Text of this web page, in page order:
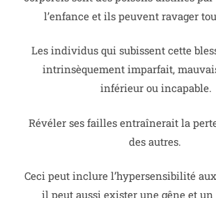
l’enfance et ils peuvent ravager
Les individus qui subissent cette
intrinsèquement imparfait,
inférieur ou incapable.
Révéler ses failles entraînerait la
des autres.
Ceci peut inclure l’hypersensibilité
il peut aussi exister une gêne et un